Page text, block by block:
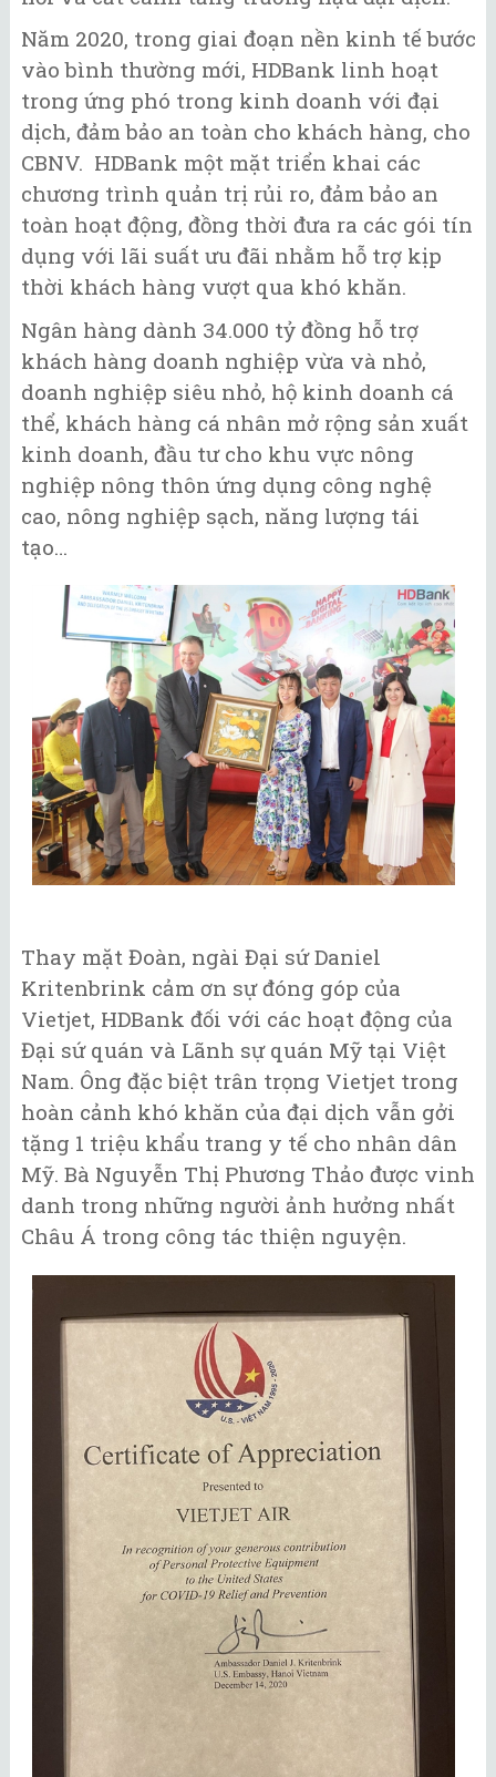
Năm 2020, trong giai đoạn nền kinh tế bước
vào bình thường mới, HDBank linh hoạt
trong ứng phó trong kinh doanh với đại
dịch, đảm bảo an toàn cho khách hàng, cho
CBNV. HDBank một mặt triển khai các
chương trình quản trị rủi ro, đảm bảo an
toàn hoạt động, đồng thời đưa ra các gói tín
dụng với lãi suất ưu đãi nhằm hỗ trợ kịp
thời khách hàng vượt qua khó khăn.
Ngân hàng dành 34.000 tỷ đồng hỗ trợ
khách hàng doanh nghiệp vừa và nhỏ,
doanh nghiệp siêu nhỏ, hộ kinh doanh cá
thể, khách hàng cá nhân mở rộng sản xuất
kinh doanh, đầu tư cho khu vực nông
nghiệp nông thôn ứng dụng công nghệ
cao, nông nghiệp sạch, năng lượng tái
tạo…
Thay mặt Đoàn, ngài Đại sứ Daniel
Kritenbrink cảm ơn sự đóng góp của
Vietjet, HDBank đối với các hoạt động của
Đại sứ quán và Lãnh sự quán Mỹ tại Việt
Nam. Ông đặc biệt trân trọng Vietjet trong
hoàn cảnh khó khăn của đại dịch vẫn gởi
tặng 1 triệu khẩu trang y tế cho nhân dân
Mỹ. Bà Nguyễn Thị Phương Thảo được vinh
danh trong những người ảnh hưởng nhất
Châu Á trong công tác thiện nguyện.